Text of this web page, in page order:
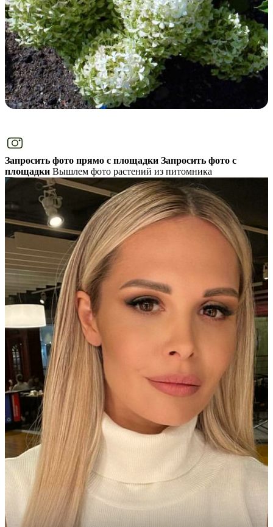
Запросить фото прямо с площадки Запросить фото с
площадки Вышлем фото растений из питомника